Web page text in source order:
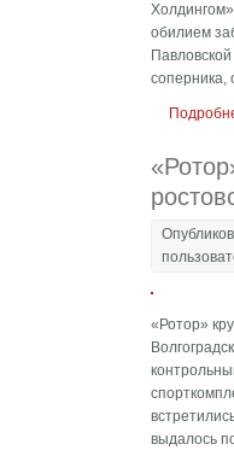
обилием
соперника,
«Ротор»
выдалось